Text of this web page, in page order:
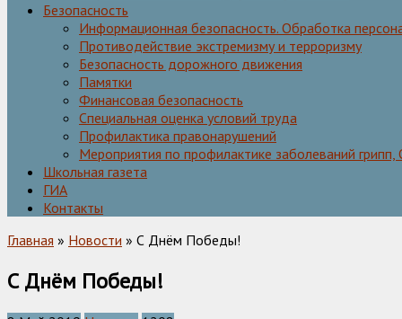
Безопасность
Информационная безопасность. Обработка
Противодействие экстремизму и терроризму
Безопасность дорожного движения
Памятки
Финансовая безопасность
Специальная оценка условий труда
Профилактика правонарушений
Мероприятия по профилактике заболеваний
Школьная газета
ГИА
Контакты
Главная » Новости » С Днём Победы!
С Днём Победы!